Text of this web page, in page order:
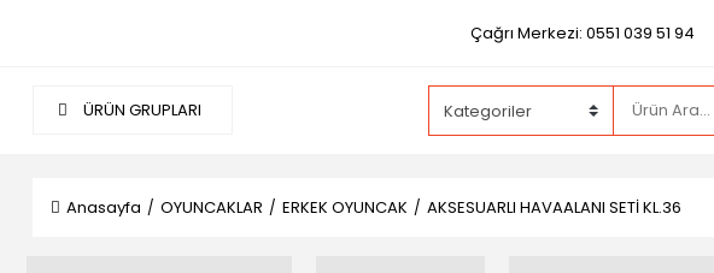
Çağrı Merkezi: 0551 039 51 94
ÜRÜN GRUPLARI
Anasayfa OYUNCAKLAR ERKEK OYUNCAK AKSESUARLI HAVAALANI SETİ KL.36